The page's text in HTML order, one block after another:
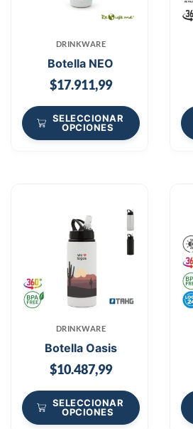
DRINKWARE
Botella NEO
$17.911,99
SELECCIONAR
OPCIONES
DRINKWARE
Botella Oasis
$10.487,99
SELECCIONAR
OPCIONES